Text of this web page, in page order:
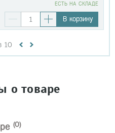
EСТЬ НА СКЛАДЕ
В корзину
10
о товаре
(0)